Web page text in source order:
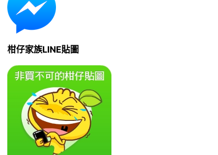
柑仔家族LINE貼圖